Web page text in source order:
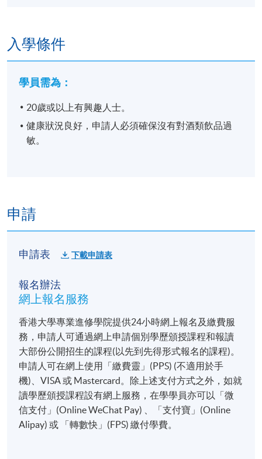
1. 難能可貴之「藏人」體驗
清酒「藏人」是從事釀造清酒的專業人員。
「藏人」們經過長時間的培訓和經驗累積，精通各種
釀酒技巧和知識，以確保釀造出高品質的清酒。
清酒「藏人」的技術和專業知識被視為釀酒產業的重
格的「二刀流」，更成為了全球數百位SSI酒匠其中
曾任教日本酒唎酒師課程講師，多次於不同場合擔任
酒學講師及日本酒評審委員。因熱愛日本文化更熱愛
日本酒的關係，於早年旅居日本期間遊歷全日本47都
道府縣，到訪不同酒藏見學及研修​
入學條件
學員需為：​
20歲或以上有興趣人士。​
健康狀況良好，申請人必須確保沒有對酒類飲品過
敏。
申請
申請表 下載申請表
報名辦法
網上報名服務
香港大學專業進修學院提供24小時網上報名及繳費服
務，申請人可通過網上申請個別學歷頒授課程和報讀
大部份公開招生的課程(以先到先得形式報名的課程)。
申請人可在網上使用「繳費靈」(PPS) (不適用於手
機)、VISA 或 Mastercard。除上述支付方式之外，如就
讀學歷頒授課程設有網上服務，在學學員亦可以「微
信支付」(Online WeChat Pay) 、「支付寶」(Online
Alipay) 或 「轉數快」(FPS) 繳付學費。